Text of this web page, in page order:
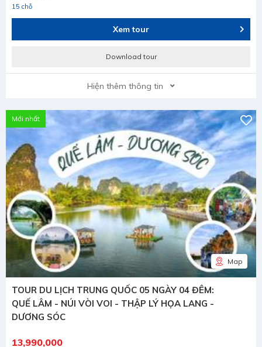
15 chỗ
Xem tour
Download tour
Hiện thêm thông tin
Mới nhất
Map
TOUR DU LỊCH TRUNG QUỐC 05 NGÀY 04 ĐÊM:
QUẾ LÂM - NÚI VÒI VOI - THẬP LÝ HỌA LANG -
DƯƠNG SÓC
13,990,000